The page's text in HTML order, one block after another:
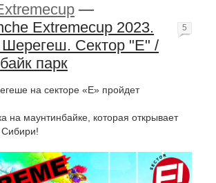
—
Extremecup 2023.
Шерегеш. Сектор "Е" /
парк
на секторе «Е» пройдет
на маунтинбайке, которая открывает
Сибири!
5